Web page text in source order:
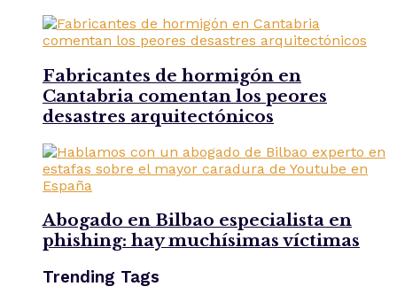
Fabricantes de hormigón en
Cantabria comentan los peores
desastres arquitectónicos
Abogado en Bilbao especialista en
phishing: hay muchísimas víctimas
Trending Tags